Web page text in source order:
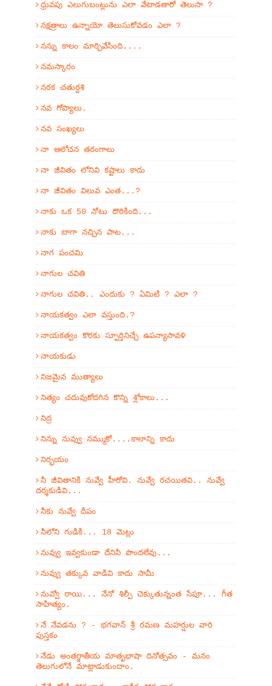
ధ్రువపు ఎలుగుబంట్లును ఎలా వేటాడతారో తెలుసా ?
నక్షత్రాలు ఉన్నాయో తెలుసుకోవడం ఎలా ?
నన్ను కాలం మార్చివేసింది....
నమస్కారం
నరక చతుర్దశి
నవ గోప్యాలు.
నవ సంఖ్యలు
నా ఆలోచన తరంగాలు
నా జీవితం లోనివి కష్టాలు కాదు
నా జీవితం విలువ ఎంత...?
నాకు ఒక 50 నోటు దొరికింది...
నాకు బాగా నచ్చిన పాట...
నాగ పంచమి
నాగుల చవితి
నాగుల చవితి.. ఎందుకు ? ఏమిటి ? ఎలా ?
నాయకత్వం ఎలా వస్తుంది.?
నాయకత్వం కొరకు స్ఫూర్తినిచ్చే ఉపన్యాసావళి
నాయకుడు
నిజమైన ముత్యాలు
నిత్యం చదువుకోదగిన కొన్ని శ్లోకాలు...
నిద్ర
నిన్ను నువ్వు నమ్ముకో....కాలాన్ని కాదు
నిర్భయం
నీ జీవితానికి నువ్వే హీరోవి. నువ్వే రచయితవి.. నువ్వే
దర్శకుడివి...
నీకు నువ్వే దీపం
నీలోని గుడికి... 18 మెట్లు
నువ్వు ఇవ్వకుండా దేనినీ పొందలేవు...
నువ్వు తక్కువ వాడివి కాదు సామీ
నువ్వో రాయి... నేనో శిల్పీ చెక్కుతున్నంత సేపూ... గీత
సాహిత్యం.
నే నేవడను ? - భగవాన్ శ్రీ రమణ మహర్షుల వారి
పుస్తకం
నేడు అంతర్జాతీయ మాతృభాషా దినోత్సవం - మనం
తెలుగులోనే మాట్లాడుకుందాం.